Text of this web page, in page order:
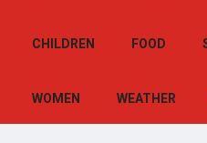
CHILDREN FOOD
WOMEN WEATHER